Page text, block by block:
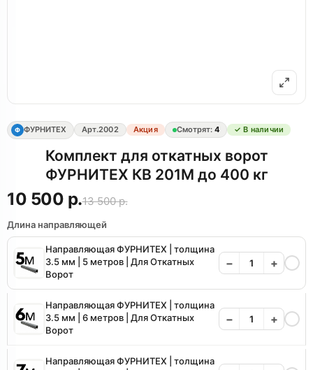
Ф ФУРНИТЕХ Арт.2002 Акция Смотрят: 4 ✓ В наличии
Комплект для откатных ворот
ФУРНИТЕХ КВ 201M до 400 кг
10 500 р.13 500 р.
Длина направляющей
Направляющая ФУРНИТЕХ | толщина
3.5 мм | 5 метров | Для Откатных
Ворот
− +
Направляющая ФУРНИТЕХ | толщина
3.5 мм | 6 метров | Для Откатных
Ворот
− +
Направляющая ФУРНИТЕХ | толщина